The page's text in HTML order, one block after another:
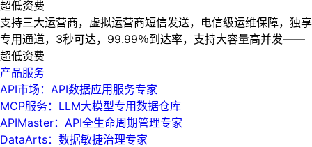
超低资费
支持三大运营商，虚拟运营商短信发送，电信级运维保障，独享
专用通道，3秒可达，99.99％到达率，支持大容量高并发——
超低资费
产品服务
API市场：API数据应用服务专家
MCP服务：LLM大模型专用数据仓库
APIMaster：API全生命周期管理专家
DataArts：数据敏捷治理专家